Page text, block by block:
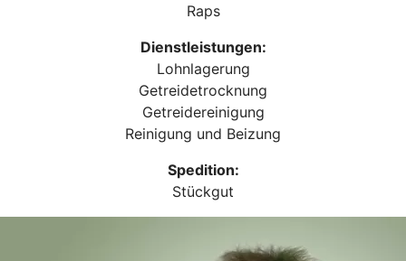
Raps
Dienstleistungen:
Lohnlagerung
Getreidetrocknung
Getreidereinigung
Reinigung und Beizung
Spedition:
Stückgut